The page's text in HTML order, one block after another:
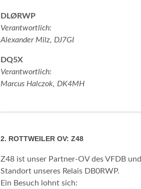
DLØRWP
Verantwortlich:
Alexander Milz, DJ7GI
DQ5X
Verantwortlich:
Marcus Halczok, DK4MH
2. ROTTWEILER OV: Z48
Z48 ist unser Partner-OV des VFDB und
Standort unseres Relais DB0RWP.
Ein Besuch lohnt sich: